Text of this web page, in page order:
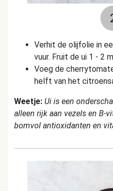
Verhit de olijfolie in
vuur. Fruit de ui 1 - 2
Voeg de
helft van het
Weetje: Ui is een
alleen rijk aan vezels en B-
bomvol antioxidanten en